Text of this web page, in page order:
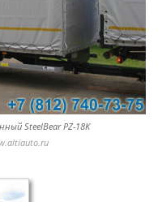
SteelBear PZ-18K